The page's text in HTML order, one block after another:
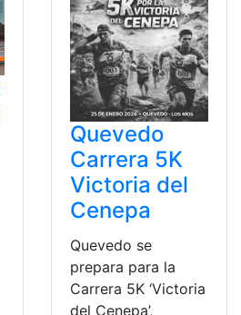
Quevedo
Carrera 5K
Victoria del
Cenepa
Quevedo se
prepara para la
Carrera 5K ‘Victoria
del Cenepa’,